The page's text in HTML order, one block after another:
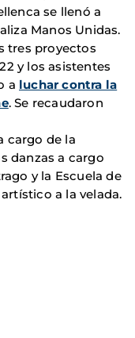
se llenó a
Manos Unidas.
tres proyectos
y los asistentes
a luchar contra la
. Se recaudaron
cargo de la
danzas a cargo
y la Escuela de
a la velada.